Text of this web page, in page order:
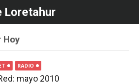
Loretahur
Hoy
RADIO
mayo 2010